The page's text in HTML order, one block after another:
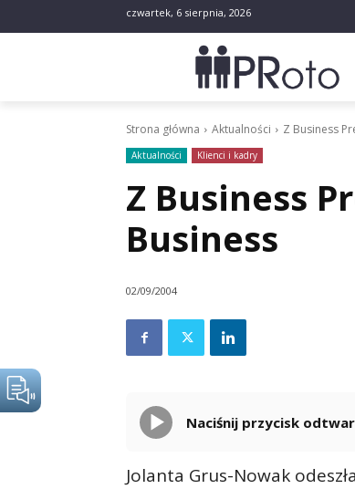
czwartek, 6 sierpnia, 2026
Strona główna Aktualności Z Business
Aktualności Klienci i kadry
Z Business
Business
02/09/2004
Naciśnij przycisk
Jolanta Grus-Nowak